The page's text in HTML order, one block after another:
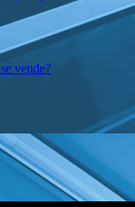
vende?